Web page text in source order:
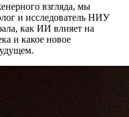
взгляда, мы
и исследователь НИУ
как ИИ влияет на
и какое новое